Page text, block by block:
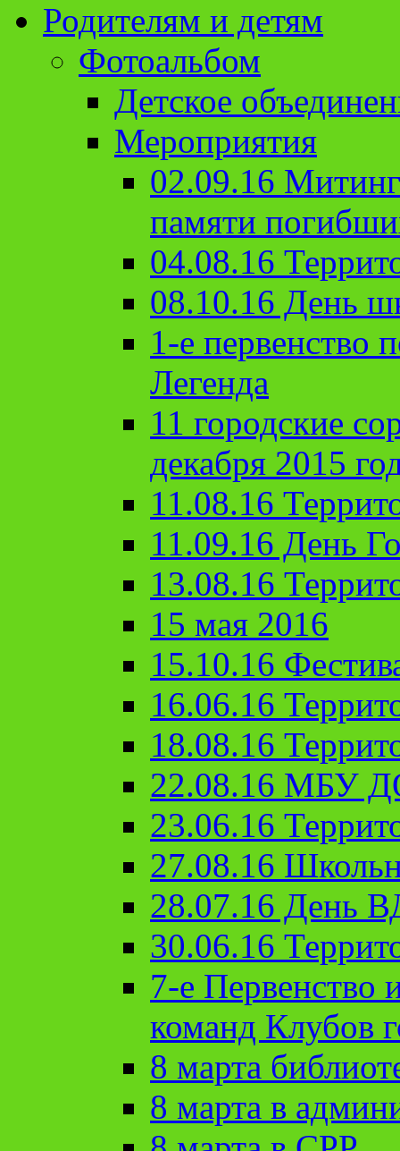
Родителям и детям
Фотоальбом
Детское
Мероприятия
02.09.16
памяти
04.08.16
08.10.16 День
1-е первенство
Легенда
11 городские
декабря 2015
11.08.16
11.09.16 День
13.08.16
15 мая 2016
15.10.16
16.06.16
18.08.16
22.08.16 МБУ
23.06.16
27.08.16
28.07.16 День
30.06.16
7-е Первенство
команд Клубов
8 марта
8 марта в